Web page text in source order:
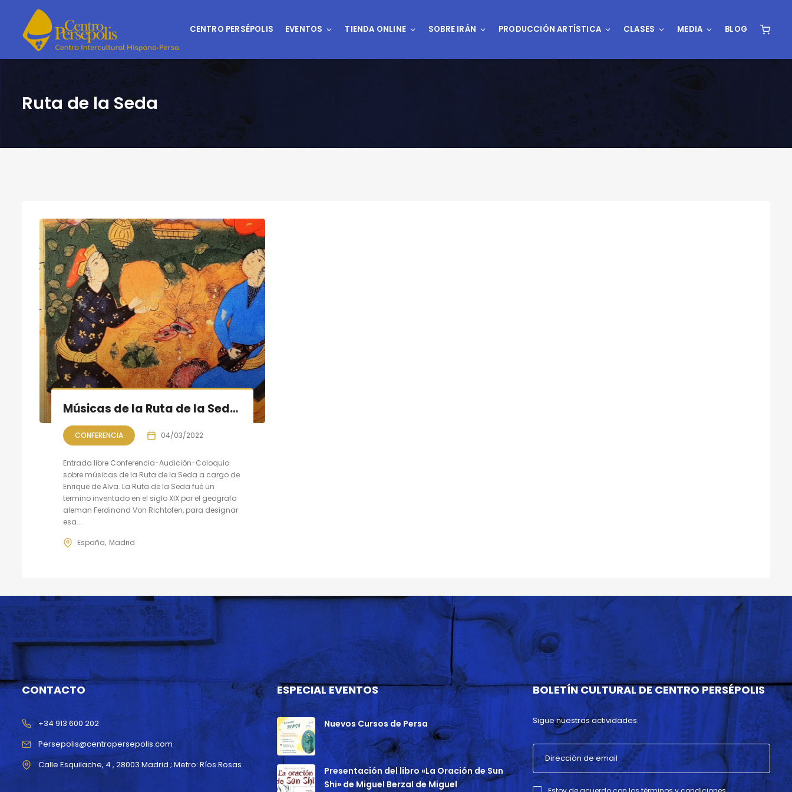
CENTRO PERSÉPOLIS EVENTOS TIENDA ONLINE SOBRE IRÁN PRODUCCIÓN ARTÍSTICA CLASES MEDIA BLOG
Ruta de la Seda
Músicas de la Ruta de la Seda: Conferencia-Audición-Coloquio
CONFERENCIA 04/03/2022
Entrada libre Conferencia-Audición-Coloquio
sobre músicas de la Ruta de la Seda a cargo de
Enrique de Alva. La Ruta de la Seda fué un
termino inventado en el siglo XIX por el geografo
aleman Ferdinand Von Richtofen, para designar
esa...
España Madrid
CONTACTO
Persepolis@centropersepolis.com
+34 913 600 202
ESPECIAL EVENTOS
Nuevos Cursos de Persa
Presentación del libro «La Oración de Sun
Shi» de Miguel Berzal de Miguel
BOLETÍN CULTURAL DE CENTRO PERSÉPOLIS
Sigue nuestras actividades.